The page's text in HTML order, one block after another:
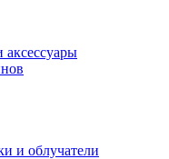
и облучатели